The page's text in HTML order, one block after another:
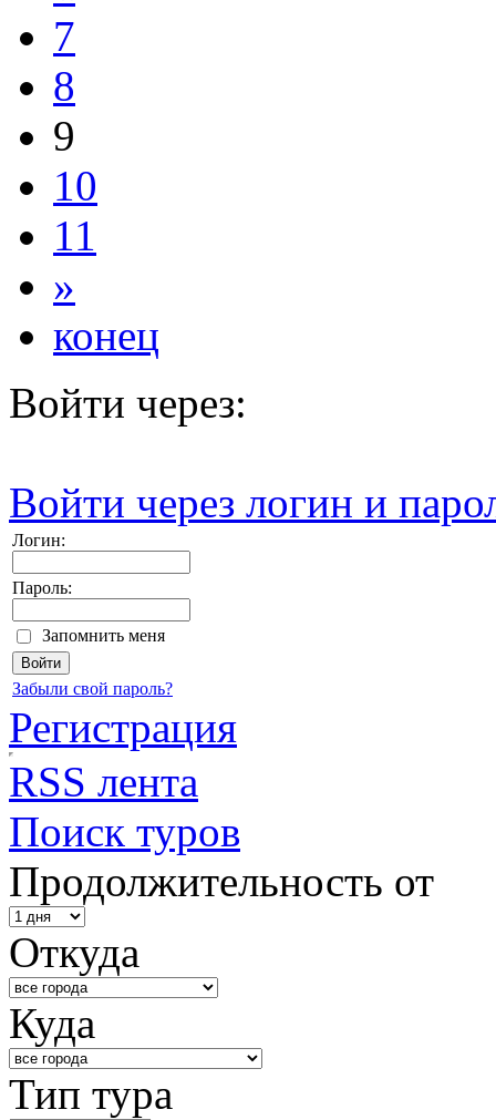
7
8
9
10
11
»
конец
Войти через:
Войти через логин и
Логин:
Пароль:
Запомнить меня
Забыли свой пароль?
Регистрация
RSS лента
Поиск туров
Продолжительность от
Откуда
Куда
Тип тура